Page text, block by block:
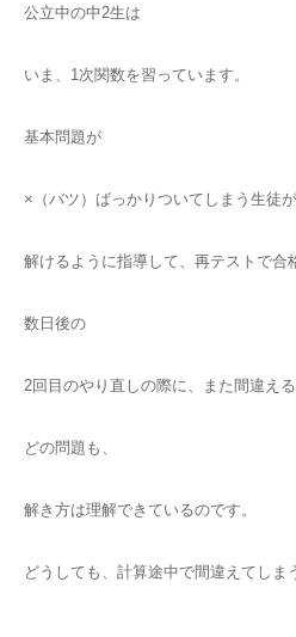
公立中の中2生は
いま、1次関数を習っています。
基本問題が
×（バツ）ばっかりついてしまう生徒が
解けるように指導して、再テストで合
数日後の
2回目のやり直しの際に、また間違える
どの問題も、
解き方は理解できているのです。
どうしても、計算途中で間違えてしま
お問い合わせ